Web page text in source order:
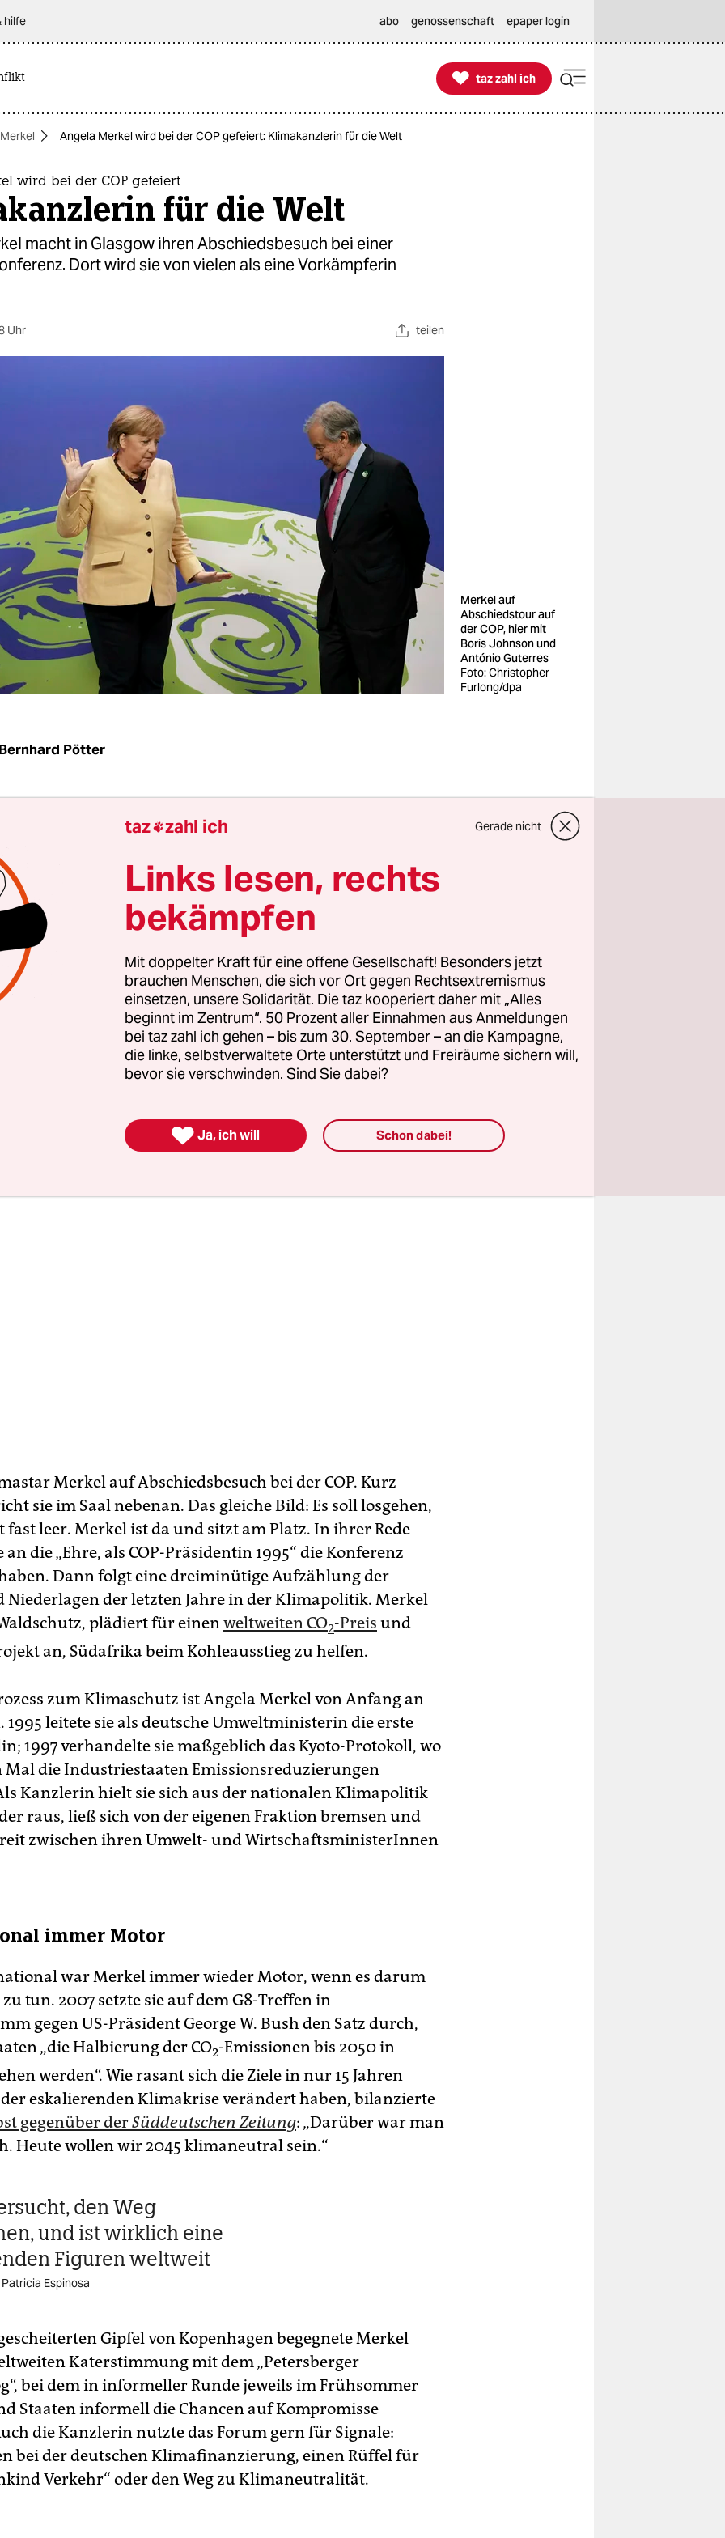
hilfe abo genossenschaft epaper login

taz zahl ich
taz zahl ich
Angela Merkel wird bei der COP gefeiert: Klimakanzlerin für die Welt
wird bei der COP gefeiert
für die Welt
macht in Glasgow ihren Abschiedsbesuch bei einer
Dort wird sie von vielen als eine Vorkämpferin
Uhr teilen
Merkel auf
Abschiedstour auf
der COP, hier mit
Boris Johnson und
António Guterres
Foto: Christopher
Furlong/dpa
Bernhard Pötter
es hier schon lange losgehen. Aber bei der
im Plenum der Weltklimakonferenz COP26 in
all die Regierungschefs erst noch ein bisschen
Die Kanzlerin der viertgrößten Wirtschaftsnation sitzt
brav auf ihrem Platz und wartet auf die KollegInnen.
unterscheidet sich an diesem Montagmittag nicht nur
Sakko unter all den grauen und blauen Anzügen.
dadurch: Merkel hält sich gern an die Regeln.
alle. Und auch deshalb genießt Merkel auf den
große Wertschätzung. Fragt man sich durch die
wird schnell klar: Angela Merkel hat vielleicht zu
für genau das: die seit Jahrzehnten wichtigste und
Anwältin für Klimaschutz aus den Industrieländern.
Merkel auf Abschiedsbesuch bei der COP. Kurz
sie im Saal nebenan. Das gleiche Bild: Es soll losgehen,
fast leer. Merkel ist da und sitzt am Platz. In ihrer Rede
die „Ehre, als COP-Präsidentin 1995“ die Konferenz
Dann folgt eine dreiminütige Aufzählung der
Niederlagen der letzten Jahre in der Klimapolitik. Merkel
plädiert für einenweltweiten CO2-Preis und
an, Südafrika beim Kohleausstieg zu helfen.
zum Klimaschutz ist Angela Merkel von Anfang an
1995 leitete sie als deutsche Umweltministerin die erste
1997 verhandelte sie maßgeblich das Kyoto-Protokoll, wo
Mal die Industriestaaten Emissionsreduzierungen
Kanzlerin hielt sie sich aus der nationalen Klimapolitik
raus, ließ sich von der eigenen Fraktion bremsen und
zwischen ihren Umwelt- und WirtschaftsministerInnen
immer Motor
war Merkel immer wieder Motor, wenn es darum
tun. 2007 setzte sie auf dem G8-Treffen in
gegen US-Präsident George W. Bush den Satz durch,
„die Halbierung der CO2-Emissionen bis 2050 in
werden“. Wie rasant sich die Ziele in nur 15 Jahren
eskalierenden Klimakrise verändert haben, bilanzierte
gegenüber derSüddeutschen Zeitung: „Darüber war man
Heute wollen wir 2045 klimaneutral sein.“
den Weg
und ist wirklich eine
Figuren weltweit
Espinosa
Gipfel von Kopenhagen begegnete Merkel
Katerstimmung mit dem „Petersberger
bei dem in informeller Runde jeweils im Frühsommer
Staaten informell die Chancen auf Kompromisse
die Kanzlerin nutzte das Forum gern für Signale:
bei der deutschen Klimafinanzierung, einen Rüffel für
Verkehr“ oder den Weg zu Klimaneutralität.
taz zahl ich Gerade nicht
Links lesen, rechts
bekämpfen
Mit doppelter Kraft für eine offene Gesellschaft! Besonders jetzt
brauchen Menschen, die sich vor Ort gegen Rechtsextremismus
einsetzen, unsere Solidarität. Die taz kooperiert daher mit „Alles
beginnt im Zentrum“. 50 Prozent aller Einnahmen aus Anmeldungen
bei taz zahl ich gehen – bis zum 30. September – an die Kampagne,
die linke, selbstverwaltete Orte unterstützt und Freiräume sichern will,
bevor sie verschwinden. Sind Sie dabei?
 Ja, ich will Schon dabei!